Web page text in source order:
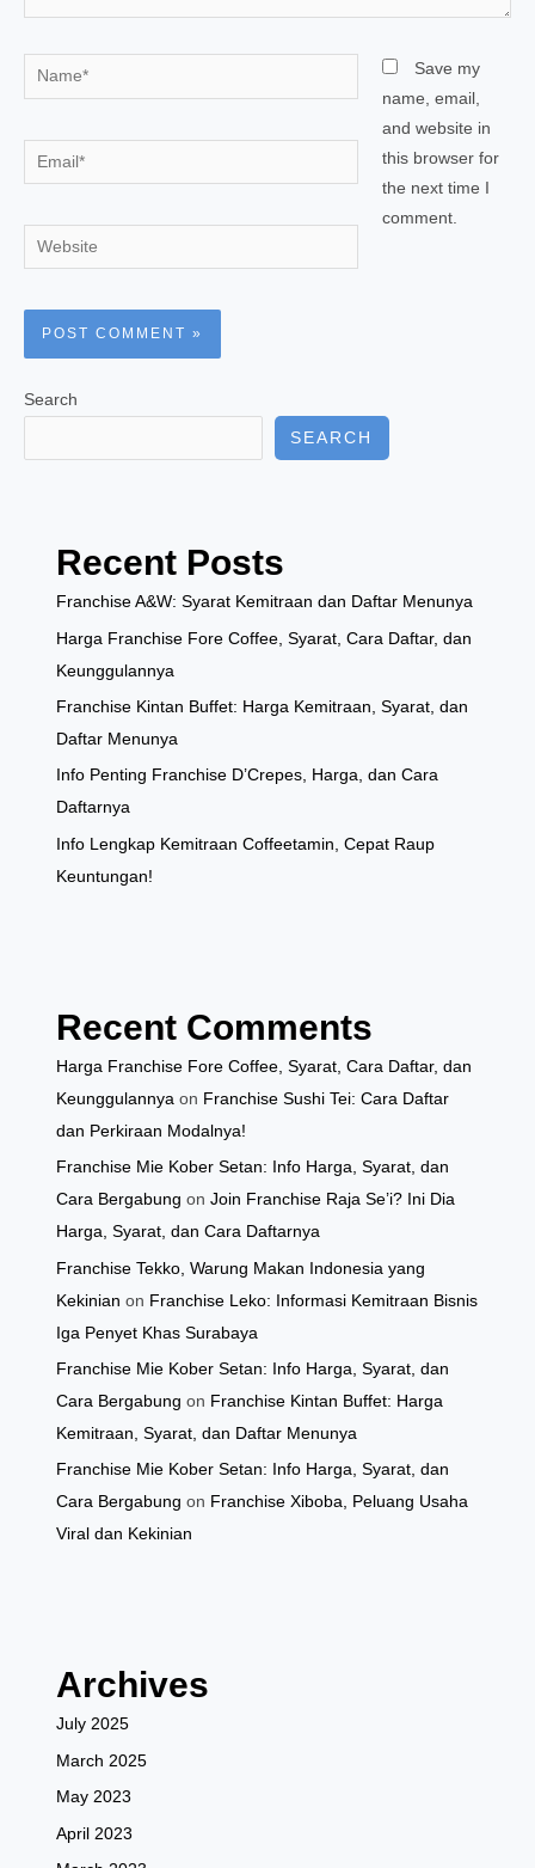
Name*
Email*
Website
Save my
name, email,
and website in
this browser for
the next time I
comment.
Search
SEARCH
Recent Posts
Franchise A&W: Syarat Kemitraan dan Daftar Menunya
Harga Franchise Fore Coffee, Syarat, Cara Daftar, dan
Keunggulannya
Franchise Kintan Buffet: Harga Kemitraan, Syarat, dan
Daftar Menunya
Info Penting Franchise D’Crepes, Harga, dan Cara
Daftarnya
Info Lengkap Kemitraan Coffeetamin, Cepat Raup
Keuntungan!
Recent Comments
Harga Franchise Fore Coffee, Syarat, Cara Daftar, dan
Keunggulannya on Franchise Sushi Tei: Cara Daftar
dan Perkiraan Modalnya!
Franchise Mie Kober Setan: Info Harga, Syarat, dan
Cara Bergabung onJoin Franchise Raja Se’i? Ini Dia
Harga, Syarat, dan Cara Daftarnya
Franchise Tekko, Warung Makan Indonesia yang
Kekinian on Franchise Leko: Informasi Kemitraan Bisnis
Iga Penyet Khas Surabaya
Franchise Mie Kober Setan: Info Harga, Syarat, dan
Cara Bergabung on Franchise Kintan Buffet: Harga
Kemitraan, Syarat, dan Daftar Menunya
Franchise Mie Kober Setan: Info Harga, Syarat, dan
Cara Bergabung on Franchise Xiboba, Peluang Usaha
Viral dan Kekinian
Archives
July 2025
March 2025
May 2023
April 2023